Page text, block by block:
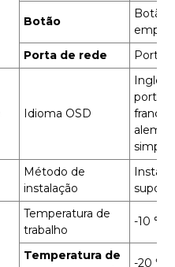
Botão
Botão
Porta de rede
Porta
Idioma OSD
Inglês,
Método de
instalação
Temperatura de
trabalho
-10 ℃
Temperatura de
-20 ℃